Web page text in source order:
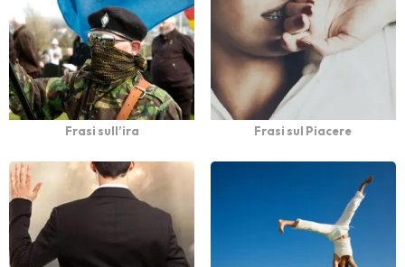
Frasi sull’ira Frasi sul Piacere